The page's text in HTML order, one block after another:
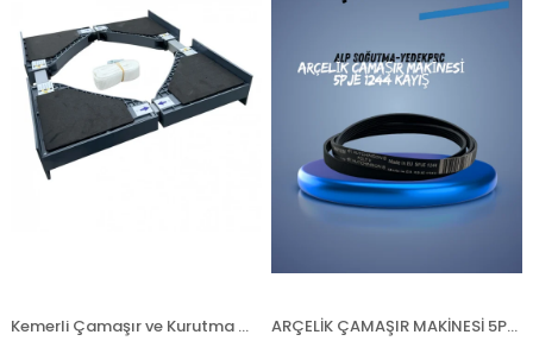
Kemerli Çamaşır ve Kurutma Makinesi Aparatı - Gri ARÇELİK ÇAMAŞIR MAKİNESİ 5PJE 1244 KAYIŞ 2466300201